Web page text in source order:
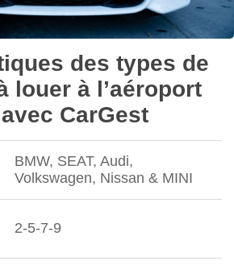
des types de
louer à l’aéroport
CarGest
BMW, SEAT, Audi,
Volkswagen, Nissan & MINI
2-5-7-9